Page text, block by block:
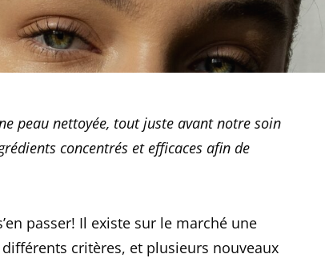
peau nettoyée, tout juste avant notre soin
concentrés et efficaces afin de
passer! Il existe sur le marché une
critères, et plusieurs nouveaux